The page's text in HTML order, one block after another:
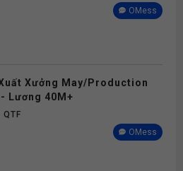
OMess
Xưởng May/Production
Lương 40M+
QTF
OMess